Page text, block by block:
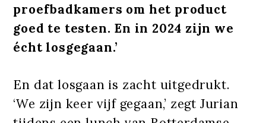
proefbadkamers om het product
goed te testen. En in 2024 zijn we
écht losgegaan.’
En dat losgaan is zacht uitgedrukt.
‘We zijn keer vijf gegaan,’ zegt Jurian